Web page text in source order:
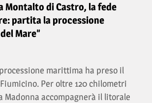
Montalto di Castro, la fede
partita la processione
Mare”
marittima ha preso il
Per oltre 120 chilometri
Madonna accompagnerà il litorale